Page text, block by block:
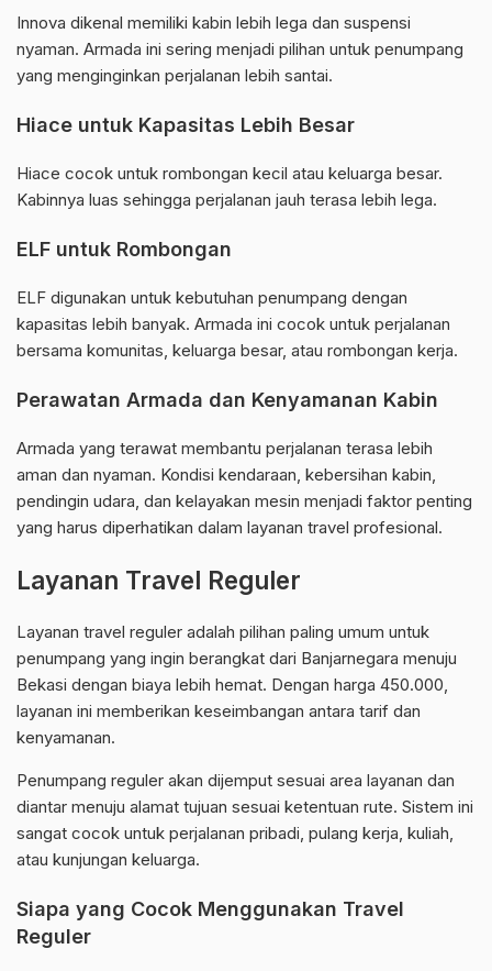
Innova dikenal memiliki kabin lebih lega dan suspensi
nyaman. Armada ini sering menjadi pilihan untuk penumpang
yang menginginkan perjalanan lebih santai.
Hiace untuk Kapasitas Lebih Besar
Hiace cocok untuk rombongan kecil atau keluarga besar.
Kabinnya luas sehingga perjalanan jauh terasa lebih lega.
ELF untuk Rombongan
ELF digunakan untuk kebutuhan penumpang dengan
kapasitas lebih banyak. Armada ini cocok untuk perjalanan
bersama komunitas, keluarga besar, atau rombongan kerja.
Perawatan Armada dan Kenyamanan Kabin
Armada yang terawat membantu perjalanan terasa lebih
aman dan nyaman. Kondisi kendaraan, kebersihan kabin,
pendingin udara, dan kelayakan mesin menjadi faktor penting
yang harus diperhatikan dalam layanan travel profesional.
Layanan Travel Reguler
Layanan travel reguler adalah pilihan paling umum untuk
penumpang yang ingin berangkat dari Banjarnegara menuju
Bekasi dengan biaya lebih hemat. Dengan harga 450.000,
layanan ini memberikan keseimbangan antara tarif dan
kenyamanan.
Penumpang reguler akan dijemput sesuai area layanan dan
diantar menuju alamat tujuan sesuai ketentuan rute. Sistem ini
sangat cocok untuk perjalanan pribadi, pulang kerja, kuliah,
atau kunjungan keluarga.
Siapa yang Cocok Menggunakan Travel
Reguler